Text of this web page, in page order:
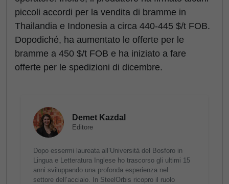
piccoli accordi per la vendita di bramme in
Thailandia e Indonesia a circa 440-445 $/t FOB.
Dopodiché, ha aumentato le offerte per le
bramme a 450 $/t FOB e ha iniziato a fare
offerte per le spedizioni di dicembre.
Demet Kazdal
Editore
Dopo essermi laureata all’Università del Bosforo in
Lingua e Letteratura Inglese ho trascorso gli ultimi 15
anni sviluppando una profonda esperienza nel
settore dell’acciaio. In SteelOrbis ricopro il ruolo